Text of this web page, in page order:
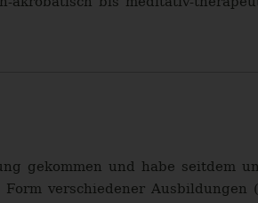
gekommen und habe seitdem
verschiedener